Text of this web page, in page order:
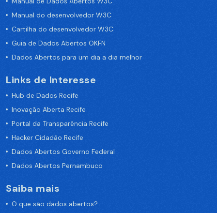
Manual do desenvolvedor W3C
Cartilha do desenvolvedor W3C
Guia de Dados Abertos OKFN
Dados Abertos para um dia a dia melhor
Links de Interesse
Hub de Dados Recife
Inovação Aberta Recife
Portal da Transparência Recife
Hacker Cidadão Recife
Dados Abertos Governo Federal
Dados Abertos Pernambuco
Saiba mais
O que são dados abertos?